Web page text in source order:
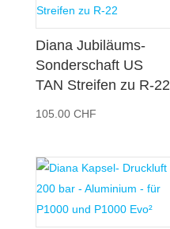
Diana Jubiläums-
Sonderschaft US
TAN Streifen zu R-22
105.00 CHF